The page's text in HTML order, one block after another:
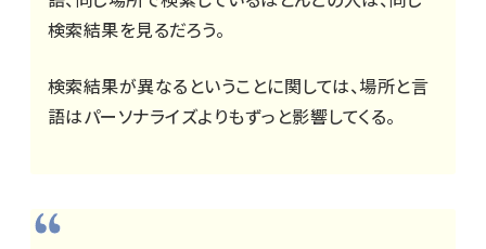
検索結果を見るだろう。
検索結果が異なるということに関しては、場所と言
語はパーソナライズよりもずっと影響してくる。